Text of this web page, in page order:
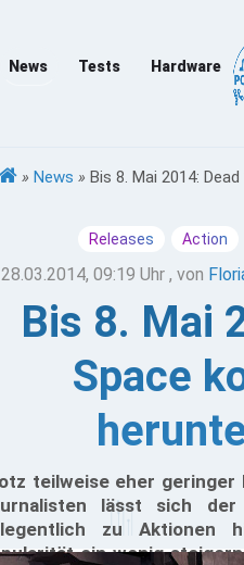
News Tests Hardware
» News » Bis 8. Mai 2014:
Releases Action
28.03.2014, 09:19 Uhr , von
Bis 8. Mai
Space
teilweise eher geringer
lässt sich
zu Aktionen
ein wenig